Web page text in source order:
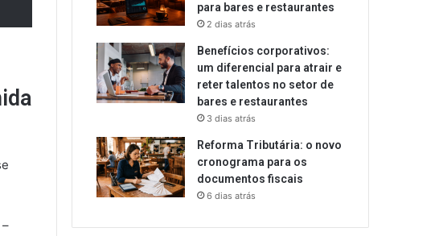
para bares e restaurantes
2 dias atrás
Benefícios corporativos:
um diferencial para atrair e
reter talentos no setor de
bares e restaurantes
3 dias atrás
Reforma Tributária: o novo
cronograma para os
documentos fiscais
6 dias atrás